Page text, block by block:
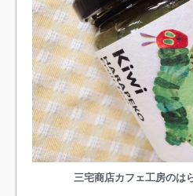
三宅商店カフェ工房のは